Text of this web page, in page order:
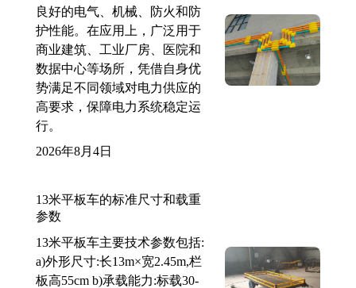
良好的电气、机械、防火和防
护性能。在应用上，广泛用于
商业建筑、工业厂房、医院和
数据中心等场所，凭借自身优
势满足不同领域对电力供应的
高要求，保障电力系统稳定运
行。
2026年8月4日
13米平板车的标准尺寸和载重
参数
13米平板车主要技术参数包括:
a)外形尺寸:长13m×宽2.45m,栏
板高55cm b)承载能力:标载30-